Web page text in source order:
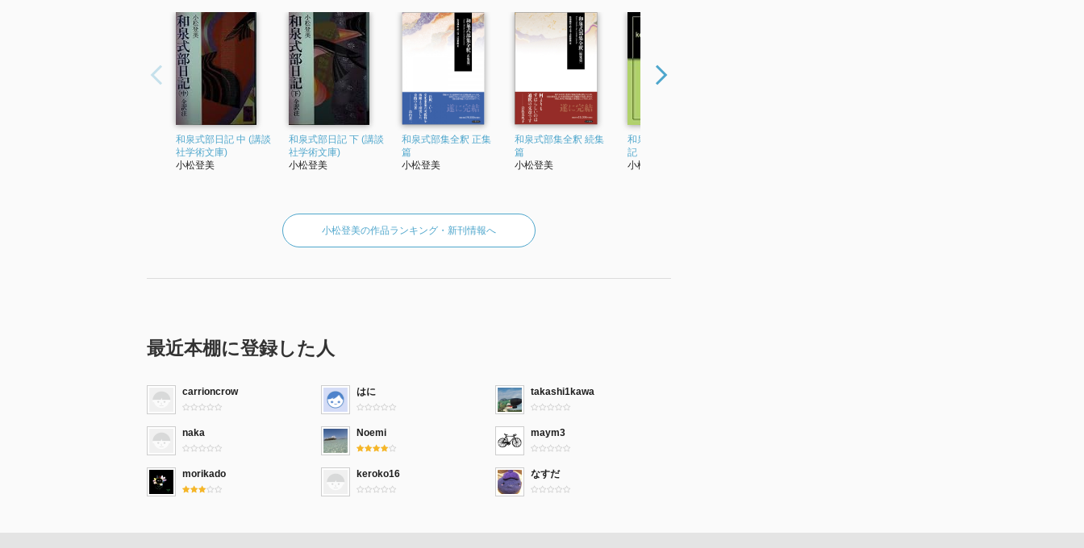
和泉式部日記 中 (講談
社学術文庫)
小松登美
和泉式部日記 下 (講談
社学術文庫)
小松登美
和泉式部集全釈 正集
篇
小松登美
和泉式部集全釈 続集
篇
小松登美
和泉式部の研究 日
記・家集を中心に
小松登美
小松登美の作品ランキング・新刊情報へ
最近本棚に登録した人
carrioncrow はに takashi1kawa
naka Noemi maym3
morikado keroko16 なすだ